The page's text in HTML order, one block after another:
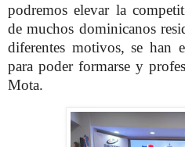
podremos elevar la
de muchos dominicanos
diferentes motivos, se han
para poder formarse y
Mota.